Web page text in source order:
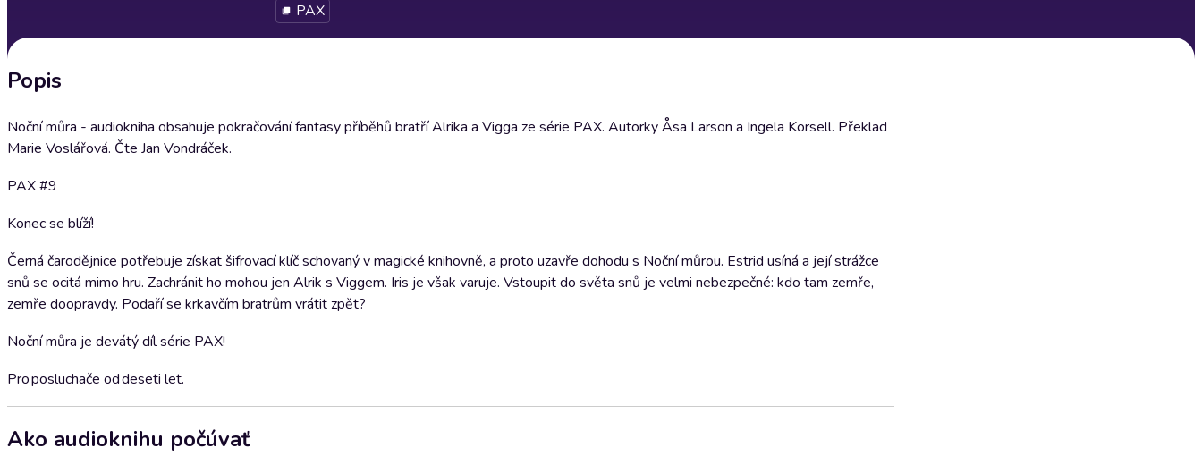
PAX
Popis
Noční můra - audiokniha obsahuje pokračování fantasy příběhů bratří Alrika a Vigga ze série PAX. Autorky Åsa Larson a Ingela Korsell. Překlad
Marie Voslářová. Čte Jan Vondráček.
PAX #9
Konec se blíží!
Černá čarodějnice potřebuje získat šifrovací klíč schovaný v magické knihovně, a proto uzavře dohodu s Noční můrou. Estrid usíná a její strážce
snů se ocitá mimo hru. Zachránit ho mohou jen Alrik s Viggem. Iris je však varuje. Vstoupit do světa snů je velmi nebezpečné: kdo tam zemře,
zemře doopravdy. Podaří se krkavčím bratrům vrátit zpět?
Noční můra je devátý díl série PAX!
Pro posluchače od deseti let.
Ako audioknihu počúvať